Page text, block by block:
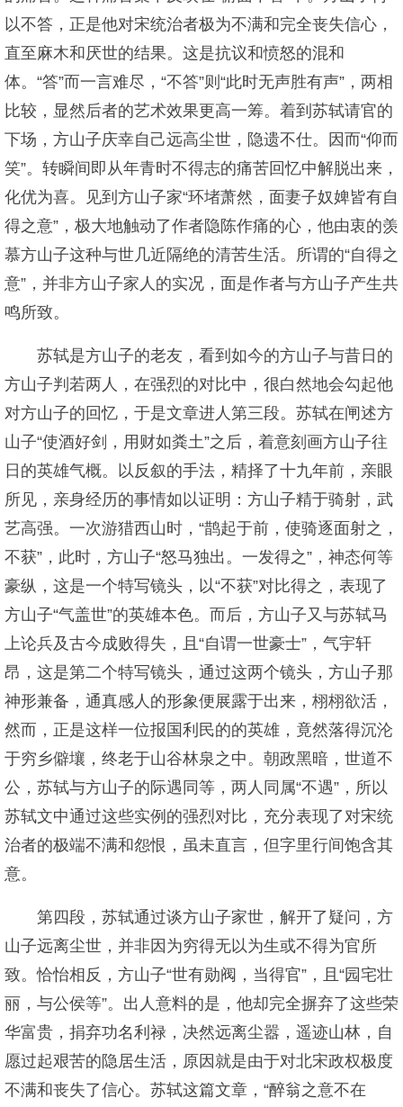
以不答，正是他对宋统治者极为不满和完全丧失信心，
直至麻木和厌世的结果。这是抗议和愤怒的混和
体。“答”而一言难尽，“不答”则“此时无声胜有声”，两相
比较，显然后者的艺术效果更高一筹。着到苏轼请官的
下场，方山子庆幸自己远高尘世，隐遗不仕。因而“仰而
笑”。转瞬间即从年青时不得志的痛苦回忆中解脱出来，
化优为喜。见到方山子家“环堵萧然，面妻子奴婢皆有自
得之意”，极大地触动了作者隐陈作痛的心，他由衷的羡
慕方山子这种与世几近隔绝的清苦生活。所谓的“自得之
意”，并非方山子家人的实况，面是作者与方山子产生共
鸣所致。
苏轼是方山子的老友，看到如今的方山子与昔日的
方山子判若两人，在强烈的对比中，很白然地会勾起他
对方山子的回忆，于是文章进人第三段。苏轼在闸述方
山子“使酒好剑，用财如粪土”之后，着意刻画方山子往
日的英雄气概。以反叙的手法，精择了十九年前，亲眼
所见，亲身经历的事情如以证明：方山子精于骑射，武
艺高强。一次游猎西山时，“鹊起于前，使骑逐面射之，
不获”，此时，方山子“怒马独出。一发得之”，神态何等
豪纵，这是一个特写镜头，以“不获”对比得之，表现了
方山子“气盖世”的英雄本色。而后，方山子又与苏轼马
上论兵及古今成败得失，且“自谓一世豪士”，气宇轩
昂，这是第二个特写镜头，通过这两个镜头，方山子那
神形兼备，通真感人的形象便展露于出来，栩栩欲活，
然而，正是这样一位报国利民的的英雄，竟然落得沉沦
于穷乡僻壤，终老于山谷林泉之中。朝政黑暗，世道不
公，苏轼与方山子的际遇同等，两人同属“不遇”，所以
苏轼文中通过这些实例的强烈对比，充分表现了对宋统
治者的极端不满和怨恨，虽未直言，但字里行间饱含其
意。
第四段，苏轼通过谈方山子家世，解开了疑问，方
山子远离尘世，并非因为穷得无以为生或不得为官所
致。恰怡相反，方山子“世有勋阀，当得官”，且“园宅壮
丽，与公侯等”。出人意料的是，他却完全摒弃了这些荣
华富贵，捐弃功名利禄，决然远离尘嚣，遥迹山林，自
愿过起艰苦的隐居生活，原因就是由于对北宋政权极度
不满和丧失了信心。苏轼这篇文章，“醉翁之意不在